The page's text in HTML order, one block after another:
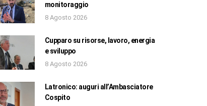
monitoraggio
8 Agosto 2026
Cupparo su risorse, lavoro, energia
e sviluppo
8 Agosto 2026
Latronico: auguri all’Ambasciatore
Cospito